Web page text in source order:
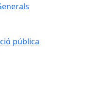
pública